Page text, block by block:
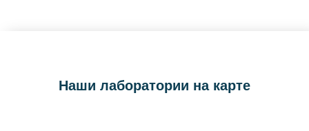
Наши лаборатории на карте